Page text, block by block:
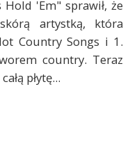
'Em" sprawił, że
artystką, która
Country Songs i 1.
country. Teraz
płytę...